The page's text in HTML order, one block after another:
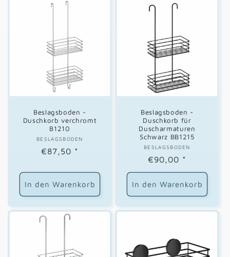
Beslagsboden -
Duschkorb verchromt
B1210
Anbieter:
BESLAGSBODEN
Normaler
€87,50 *
In den Warenkorb
Beslagsboden -
Duschkorb für
Duscharmaturen
Schwarz BB1215
Anbieter:
BESLAGSBODEN
Normaler
Preis
€90,00 *
In den Warenkorb